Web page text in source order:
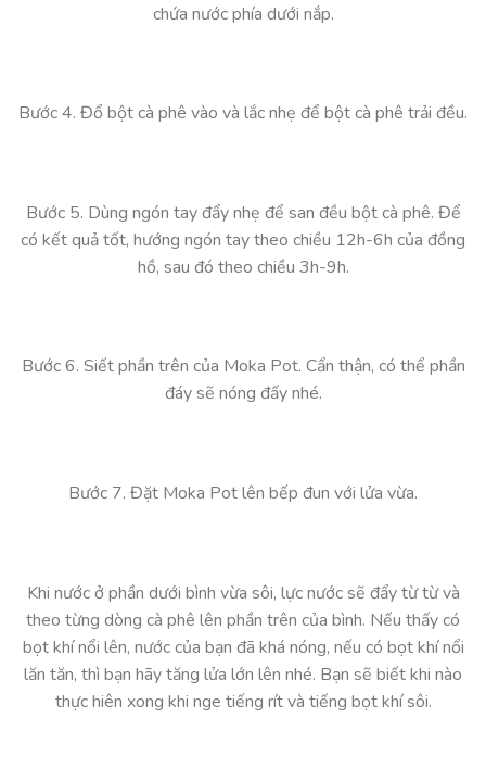
chứa nước phía dưới nắp.
Bước 4. Đổ bột cà phê vào và lắc nhẹ để bột cà phê trải đều.
Bước 5. Dùng ngón tay đẩy nhẹ để san đều bột cà phê. Để
có kết quả tốt, hướng ngón tay theo chiều 12h-6h của đồng
hồ, sau đó theo chiều 3h-9h.
Bước 6. Siết phần trên của Moka Pot. Cẩn thận, có thể phần
đáy sẽ nóng đấy nhé.
Bước 7. Đặt Moka Pot lên bếp đun với lửa vừa.
Khi nước ở phần dưới bình vừa sôi, lực nước sẽ đẩy từ từ và
theo từng dòng cà phê lên phần trên của bình. Nếu thấy có
bọt khí nổi lên, nước của bạn đã khá nóng, nếu có bọt khí nổi
lăn tăn, thì bạn hãy tăng lửa lớn lên nhé. Bạn sẽ biết khi nào
thực hiên xong khi nge tiếng rít và tiếng bọt khí sôi.